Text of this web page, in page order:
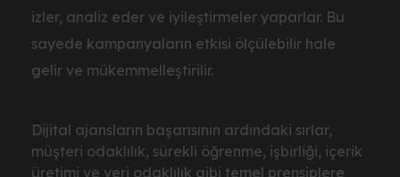
izler, analiz eder ve iyileştirmeler yaparlar. Bu
sayede kampanyaların etkisi ölçülebilir hale
gelir ve mükemmelleştirilir.
Dijital ajansların başarısının ardındaki sırlar,
müşteri odaklılık, sürekli öğrenme, işbirliği, içerik
üretimi ve veri odaklılık gibi temel prensiplere